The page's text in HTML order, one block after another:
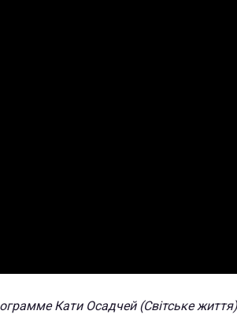
Кати Осадчей (Світське життя)